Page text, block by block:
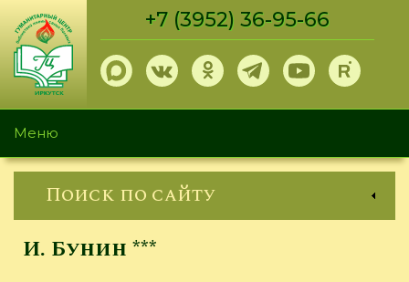
Перейти
основному
содержанию
+7 (3952) 36-95-66
Меню
Поиск по сайту
И. Бунин ***